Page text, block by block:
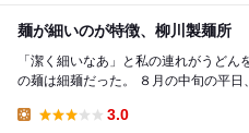
麺が細いのが特徴、柳川製麺所
「潔く細いなあ」と私の連れがうどんを見てつぶ
の麺は細麺だった。 ８月の中旬の平日、午後１時半頃に到着。 店内にぎ
3.0